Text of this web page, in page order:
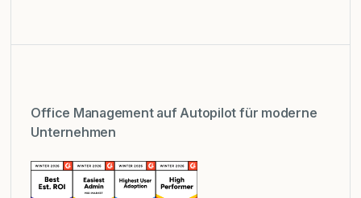
Office Management auf Autopilot für moderne
Unternehmen